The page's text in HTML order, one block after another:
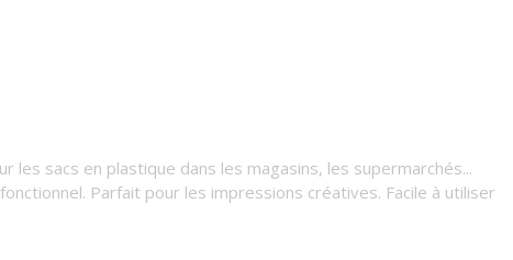
les sacs en plastique dans les magasins, les supermarchés...
Parfait pour les impressions créatives. Facile à utiliser